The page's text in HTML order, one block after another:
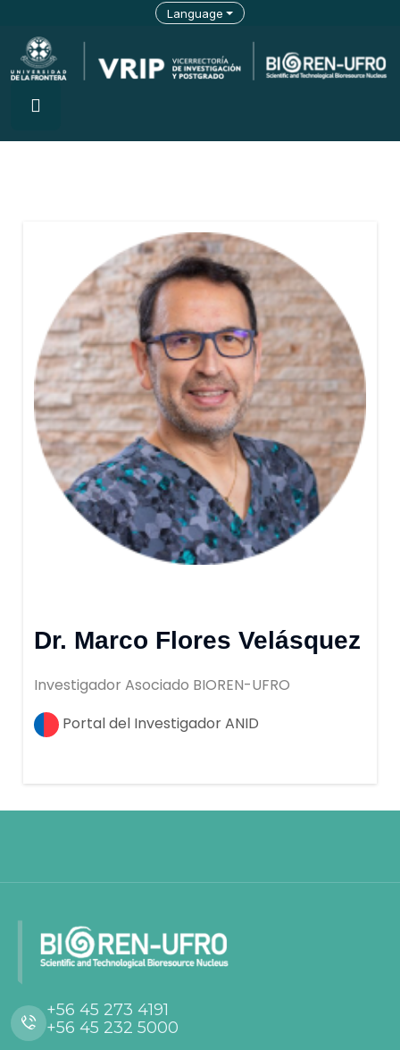
Language
Dr. Marco Flores Velásquez
Investigador Asociado BIOREN-UFRO
Portal del Investigador ANID
+56 45 273 4191
+56 45 232 5000